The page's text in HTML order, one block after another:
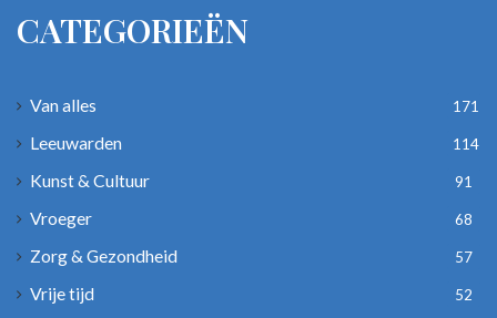
CATEGORIEËN
Van alles 171
Leeuwarden 114
Kunst & Cultuur 91
Vroeger 68
Zorg & Gezondheid 57
Vrije tijd 52